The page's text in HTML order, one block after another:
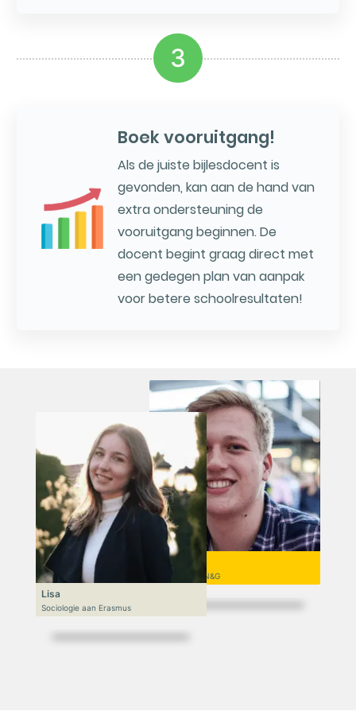
3
Boek vooruitgang!
Als de juiste bijlesdocent is
gevonden, kan aan de hand van
extra ondersteuning de
vooruitgang beginnen. De
docent begint graag direct met
een gedegen plan van aanpak
voor betere schoolresultaten!
Niek
VWO 6, N&T/N&G
Lisa
Sociologie aan Erasmus